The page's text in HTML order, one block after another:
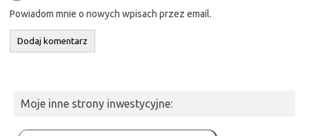
Powiadom mnie o nowych wpisach przez email.
Moje inne strony inwestycyjne: